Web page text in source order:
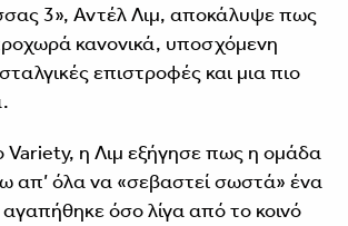
3», Αντέλ Λιμ, αποκάλυψε πως
κανονικά, υποσχόμενη
επιστροφές και μια πιο
Variety, η Λιμ εξήγησε πως η ομάδα
απ’ όλα να «σεβαστεί σωστά» ένα
όσο λίγα από το κοινό